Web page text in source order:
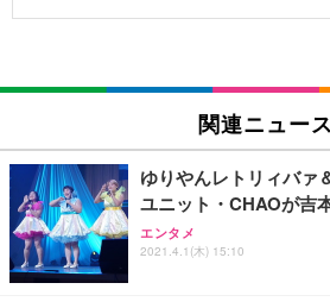
関連ニュース
ゆりやんレトリィバァ
ユニット・CHAOが吉
エンタメ
2021.4.1(木) 15:10